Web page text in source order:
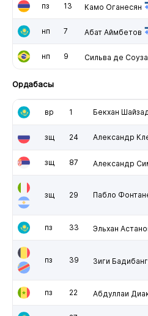
пз 13 Камо Оганесян
нп 7 Абат Аймбетов
нп 9 Сильва де
Ордабасы
вр 1 Бекхан
зщ 24 Александр
зщ 87 Александр
зщ 29 Пабло
пз 33 Эльхан
пз 39 Зиги
пз 22 Абдуллаи